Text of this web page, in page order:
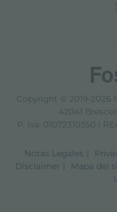
Copyright © 2019-2026
42041
P. Iva: 01072310350 |
Notas Legales
Disclaimer
Mapa del